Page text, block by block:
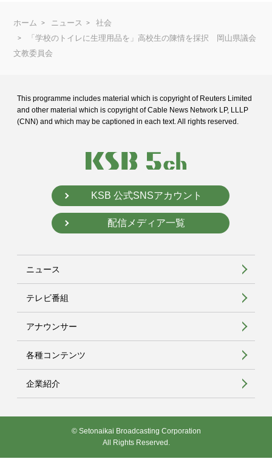
ホーム ニュース
社会
「学校のトイレに生理用品を」高校生の陳情を採択 岡山県議会
文教委員会
This programme includes material which is copyright of Reuters Limited
and other material which is copyright of Cable News Network LP, LLLP
(CNN) and which may be captioned in each text. All rights reserved.
KSB 公式SNSアカウント
配信メディア一覧
ニュース
テレビ番組
アナウンサー
各種コンテンツ
企業紹介
© Setonaikai Broadcasting Corporation
All Rights Reserved.